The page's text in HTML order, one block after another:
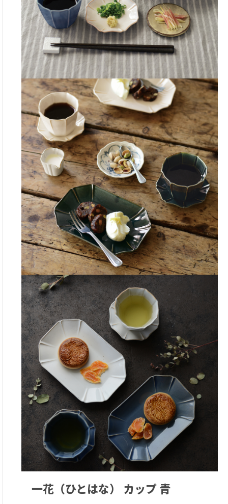
一花（ひとはな） カップ青